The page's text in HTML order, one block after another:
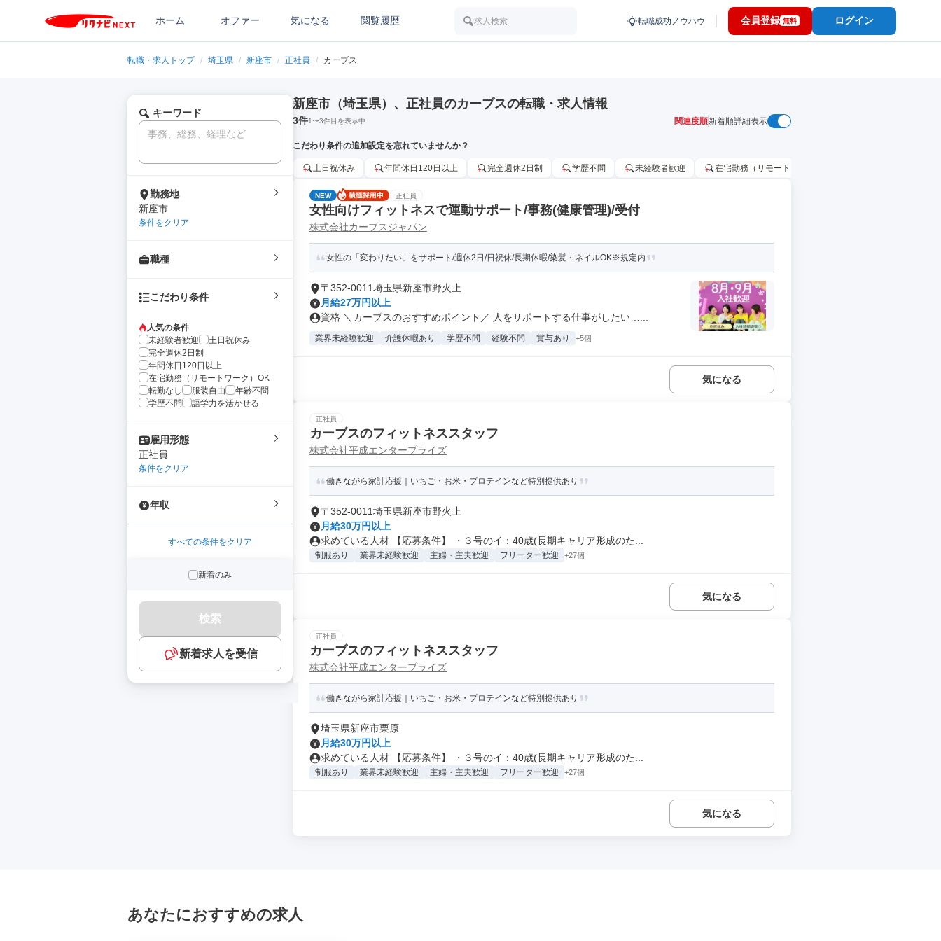
ホーム オファー 気になる 閲覧履歴 求人検索 転職成功ノウハウ 会員登録 無料 ログイン
転職・求人トップ / 埼玉県 / 新座市 / 正社員 / カーブス
キーワード
勤務地
新座市
条件をクリア
職種
こだわり条件
人気の条件
未経験者歓迎
土日祝休み
完全週休2日制
年間休日120日以上
在宅勤務（リモートワーク）OK
転勤なし
服装自由
年齢不問
学歴不問
語学力を活かせる
雇用形態
正社員
条件をクリア
年収
すべての条件をクリア
新着のみ
検索
新着求人を受信
新座市（埼玉県）、正社員のカーブスの転職・求人情報
3件1〜3件目を表示中 関連度順新着順詳細表示
こだわり条件の追加設定を忘れていませんか？
土日祝休み 年間休日120日以上 完全週休2日制 学歴不問 未経験者歓迎 在宅勤務（リモートワーク）OK
NEW 正社員
女性向けフィットネスで運動サポート/事務(健康管理)/受付
株式会社カーブスジャパン
女性の「変わりたい」をサポート/週休2日/日祝休/長期休暇/染髪・ネイルOK※規定内
〒352-0011埼玉県新座市野火止
月給27万円以上
資格 ＼カーブスのおすすめポイント／ 人をサポートする仕事がしたい…...
業界未経験歓迎 介護休暇あり 学歴不問 経験不問 賞与あり +5個
気になる
正社員
カーブスのフィットネススタッフ
株式会社平成エンタープライズ
働きながら家計応援｜いちご・お米・プロテインなど特別提供あり
〒352-0011埼玉県新座市野火止
月給30万円以上
求めている人材 【応募条件】 ・３号のイ：40歳(長期キャリア形成のた...
制服あり 業界未経験歓迎 主婦・主夫歓迎 フリーター歓迎 +27個
気になる
正社員
カーブスのフィットネススタッフ
株式会社平成エンタープライズ
働きながら家計応援｜いちご・お米・プロテインなど特別提供あり
埼玉県新座市栗原
月給30万円以上
求めている人材 【応募条件】 ・３号のイ：40歳(長期キャリア形成のた...
制服あり 業界未経験歓迎 主婦・主夫歓迎 フリーター歓迎 +27個
気になる
あなたにおすすめの求人